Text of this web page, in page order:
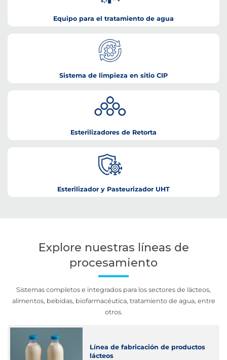
Equipo para el tratamiento de agua
Sistema de limpieza en sitio CIP
Esterilizadores de Retorta
Esterilizador y Pasteurizador UHT
Explore nuestras líneas de
procesamiento
Sistemas completos e integrados para los sectores de lácteos,
alimentos, bebidas, biofarmacéutica, tratamiento de agua, entre
otros.
Línea de fabricación de productos
lácteos